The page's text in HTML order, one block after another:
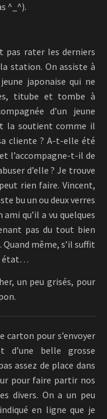
^_^).
pas rater les derniers
station. On assiste à
japonaise qui ne
titube et tombe à
d’un jeune
la soutient comme il
cliente ? A-t-elle été
l’accompagne-t-il de
d’elle ? Je trouve
rien faire. Vincent,
bu un ou deux verres
qu’il a vu quelques
pas du tout bien
même, s’il suffit
état…
un peu grisés, pour
carton pour s’envoyer
d’une belle grosse
assez de place dans
pour faire partir nos
divers. On a un peu
en ligne que je